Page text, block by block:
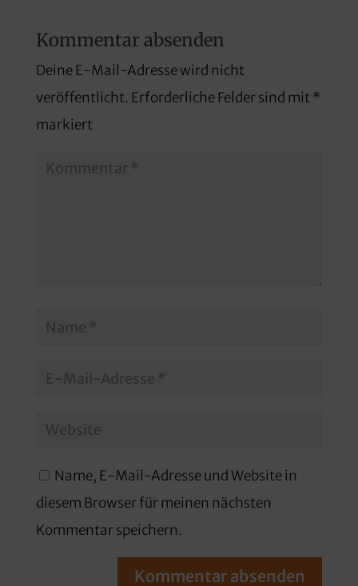
Kommentar absenden
Deine E-Mail-Adresse wird nicht
veröffentlicht. Erforderliche Felder sind mit *
markiert
Name, E-Mail-Adresse und Website in
diesem Browser für meinen nächsten
Kommentar speichern.